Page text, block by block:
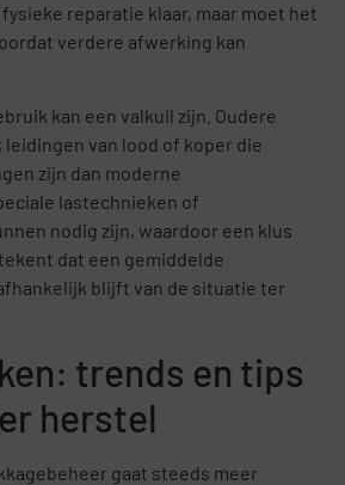
reparatie klaar, maar moet het
verdere afwerking kan
kan een valkuil zijn. Oudere
leidingen van lood of koper die
zijn dan moderne
lastechnieken of
nodig zijn, waardoor een klus
dat een gemiddelde
blijft van de situatie ter
trends en tips
herstel
gaat steeds meer